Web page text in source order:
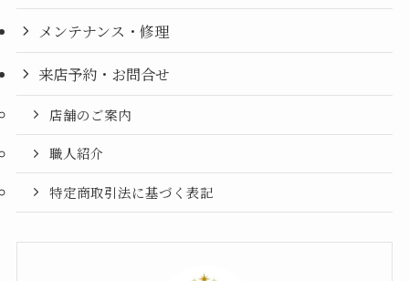
メンテナンス・修理
来店予約・お問合せ
店舗のご案内
職人紹介
特定商取引法に基づく表記